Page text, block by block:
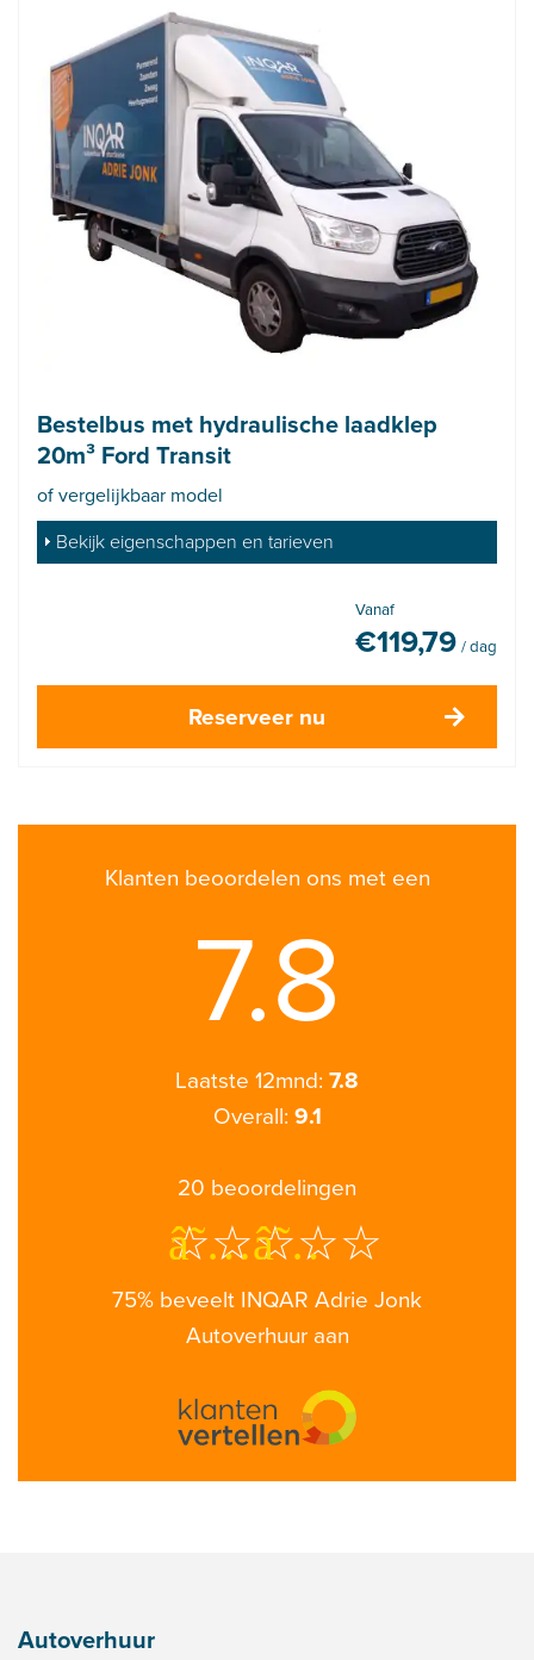
Bestelbus met hydraulische laadklep
20m³ Ford Transit
of vergelijkbaar model
Bekijk eigenschappen en tarieven
Vanaf
€119,79 / dag
Reserveer nu
Klanten beoordelen ons met een
7.8
Laatste 12mnd: 7.8
Overall: 9.1
20 beoordelingen
75% beveelt INQAR Adrie Jonk
Autoverhuur aan
Autoverhuur